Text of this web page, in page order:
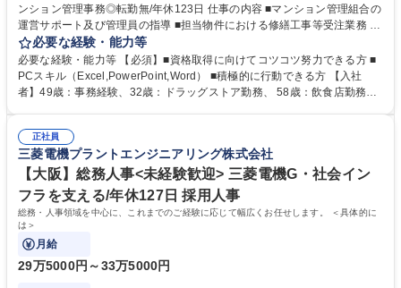
ンション管理事務◎転勤無/年休123日 仕事の内容 ■マンション管理組合の
運営サポート及び管理員の指導 ■担当物件における修繕工事等受注業務 ■
事務所内での事務業務等 ★異業界からの転職者が多数活躍しています
【年収補足】532万円 ＋別途インセンティヴで平均約100万円/年（昨年度
実績） ＋管理業務主任者資格手当50,000円/月 ★親会社である株式会社合
人社計画研究所社のグループ会社として、質の高いサービスと適性価格を
無/年休123日
必要な経験・能力等
必要な経験・能力等 【必須】■資格取得に向けてコツコツ努力できる方 ■
PCスキル（Excel,PowerPoint,Word） ■積極的に行動できる方 【入社
者】49歳：事務経験、32歳：ドラッグストア勤務、 58歳：飲食店勤務
得出来ております！ 【魅力】■フレックス制度、未経験からでも下限年収
を一律支給！ ■管理業務主任者資格取得後には50,000円/月の手当あり！
学歴・資格 学歴：大学院 大学 高専 短大 専修学校 高校 語学力： 資格：第
一種運転免許普通自動車
正社員
三菱電機プラントエンジニアリング株式会社
【大阪】総務人事<未経験歓迎> 三菱電機G・社会イン
フラを支える/年休127日 採用人事
総務・人事領域を中心に、これまでのご経験に応じて幅広くお任せします。 ＜具体的に
は＞
月給
29万5000円～33万5000円